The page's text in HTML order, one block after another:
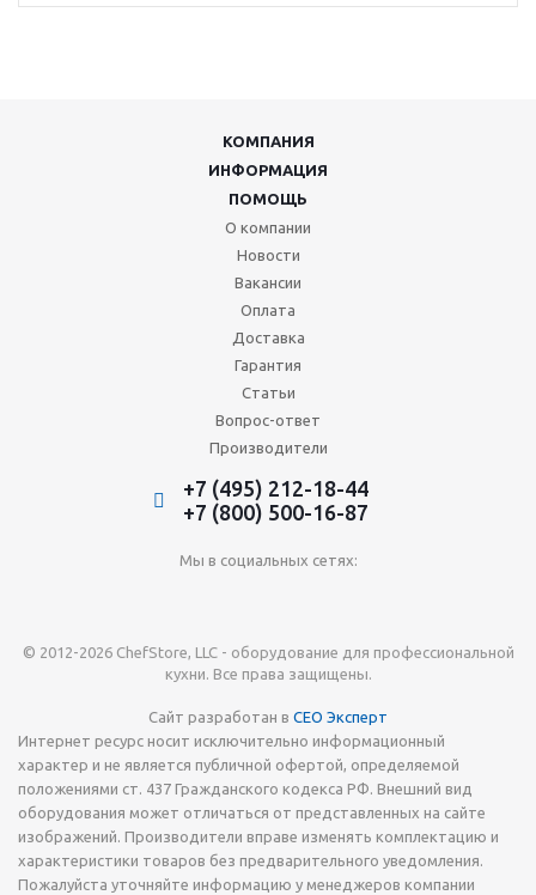
КОМПАНИЯ
ИНФОРМАЦИЯ
ПОМОЩЬ
О компании
Новости
Вакансии
Оплата
Доставка
Гарантия
Статьи
Вопрос-ответ
Производители
+7 (495) 212-18-44
+7 (800) 500-16-87
Мы в социальных сетях:
© 2012-2026 ChefStore, LLC - оборудование для профессиональной
кухни. Все права защищены.
Сайт разработан в СЕО Эксперт
Интернет ресурс носит исключительно информационный
характер и не является публичной офертой, определяемой
положениями ст. 437 Гражданского кодекса РФ. Внешний вид
оборудования может отличаться от представленных на сайте
изображений. Производители вправе изменять комплектацию и
характеристики товаров без предварительного уведомления.
Пожалуйста уточняйте информацию у менеджеров компании